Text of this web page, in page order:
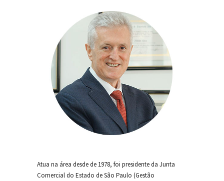
Atua na área desde de 1978, foi presidente da Junta
Comercial do Estado de São Paulo (Gestão